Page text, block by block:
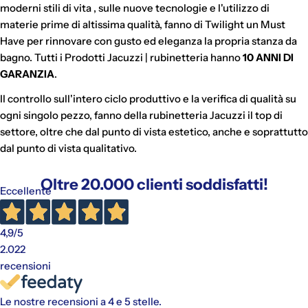
moderni stili di vita , sulle nuove tecnologie e l'utilizzo di
materie prime di altissima qualità, fanno di Twilight un Must
Have per rinnovare con gusto ed eleganza la propria stanza da
bagno. Tutti i Prodotti Jacuzzi | rubinetteria hanno10 ANNI DI
GARANZIA.
Il controllo sull'intero ciclo produttivo e la verifica di qualità su
ogni singolo pezzo, fanno della rubinetteria Jacuzzi il top di
settore, oltre che dal punto di vista estetico, anche e soprattutto
dal punto di vista qualitativo.
Oltre 20.000 clienti soddisfatti!
Eccellente
4,9/5
2.022
recensioni
Le nostre recensioni a 4 e 5 stelle.